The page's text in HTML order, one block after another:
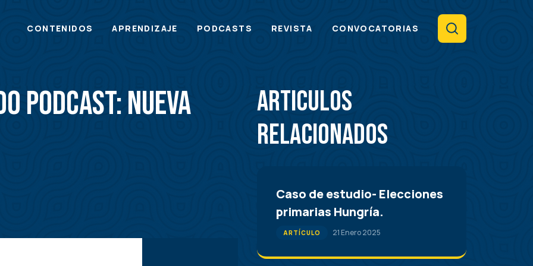
Main
CONTENIDOS APRENDIZAJE PODCASTS REVISTA CONVOCATORIAS Search
Podcast: Nueva
Articulos
Relacionados
Caso de estudio- Elecciones
primarias Hungría.
ARTÍCULO 21 Enero 2025